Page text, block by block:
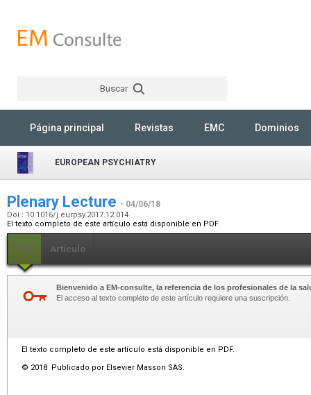
Buscar
Página principal Revistas EMC Dominios
EUROPEAN PSYCHIATRY
Plenary Lecture - 04/06/18
Doi : 10.1016/j.eurpsy.2017.12.014
El texto completo de este artículo está disponible en PDF.
PDF Artículo
Bienvenido a EM-consulte, la referencia de los profesionales de la
El acceso al texto completo de este artículo requiere una suscripción.
El texto completo de este artículo está disponible en PDF.
© 2018 Publicado por Elsevier Masson SAS.